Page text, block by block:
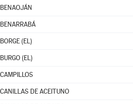
BENAOJÁN
BENARRABÁ
BORGE (EL)
BURGO (EL)
CAMPILLOS
CANILLAS DE ACEITUNO